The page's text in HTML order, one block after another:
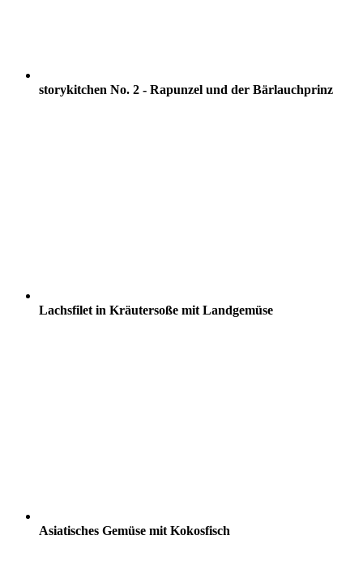
storykitchen No. 2 - Rapunzel und der Bärlauchprinz
Lachsfilet in Kräutersoße mit Landgemüse
Asiatisches Gemüse mit Kokosfisch